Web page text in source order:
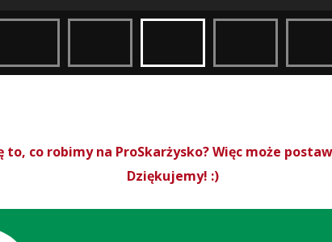
to, co robimy na ProSkarżysko? Więc może
Dziękujemy! :)